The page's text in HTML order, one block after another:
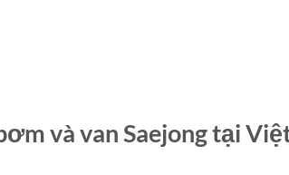
và van Saejong tại